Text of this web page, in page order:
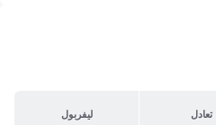
تعادل ليفربول